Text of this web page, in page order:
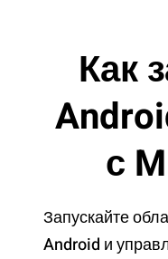
Как
с
Запускайте
Android и